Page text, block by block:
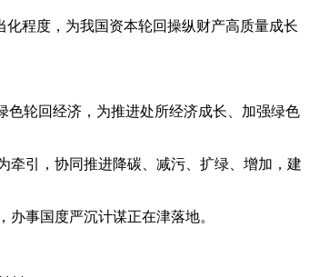
程度，为我国资本轮回操纵财产高质量成长
轮回经济，为推进处所经济成长、加强绿色
引，协同推进降碳、减污、扩绿、增加，建
事国度严沉计谋正在津落地。